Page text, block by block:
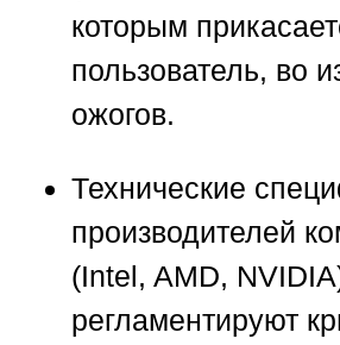
которым
пользователь, во
ожогов.
Технические
производителей
(Intel, AMD,
регламентируют